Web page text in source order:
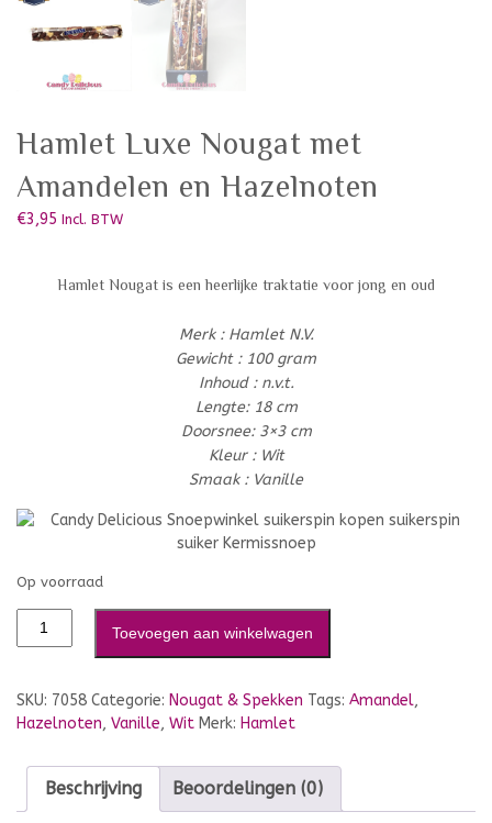
Hamlet Luxe Nougat met
Amandelen en Hazelnoten
€3,95 Incl. BTW
Hamlet Nougat is een heerlijke traktatie voor jong en oud
Merk : Hamlet N.V.
Gewicht : 100 gram
Inhoud : n.v.t.
Lengte: 18 cm
Doorsnee: 3×3 cm
Kleur : Wit
Smaak : Vanille
Op voorraad
Toevoegen aan winkelwagen
SKU: 7058 Categorie: Nougat & Spekken Tags: Amandel,
Hazelnoten, Vanille, Wit Merk: Hamlet
Beschrijving Beoordelingen (0)